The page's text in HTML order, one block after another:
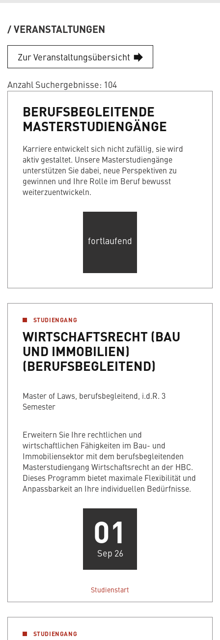
VERANSTALTUNGEN
Zur Veranstaltungsübersicht
Anzahl Suchergebnisse: 104
BERUFSBEGLEITENDE
MASTERSTUDIENGÄNGE
Karriere entwickelt sich nicht zufällig, sie wird
aktiv gestaltet. Unsere Masterstudiengänge
unterstützen Sie dabei, neue Perspektiven zu
gewinnen und Ihre Rolle im Beruf bewusst
weiterzuentwickeln.
fortlaufend
STUDIENGANG
WIRTSCHAFTSRECHT (BAU
UND IMMOBILIEN)
(BERUFSBEGLEITEND)
Master of Laws, berufsbegleitend, i.d.R. 3
Semester
Erweitern Sie Ihre rechtlichen und
wirtschaftlichen Fähigkeiten im Bau- und
Immobiliensektor mit dem berufsbegleitenden
Masterstudiengang Wirtschaftsrecht an der HBC.
Dieses Programm bietet maximale Flexibilität und
Anpassbarkeit an Ihre individuellen Bedürfnisse.
01
Sep 26
Studienstart
STUDIENGANG